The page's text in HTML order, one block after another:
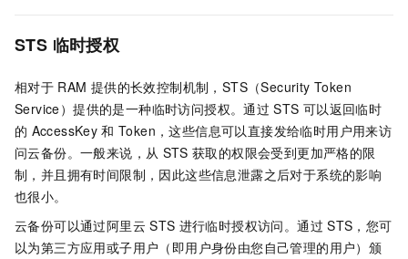
STS 临时授权
相对于 RAM 提供的长效控制机制，STS（Security Token
Service）提供的是一种临时访问授权。通过 STS 可以返回临时
的 AccessKey 和 Token，这些信息可以直接发给临时用户用来访
问云备份。一般来说，从 STS 获取的权限会受到更加严格的限
制，并且拥有时间限制，因此这些信息泄露之后对于系统的影响
也很小。
云备份可以通过阿里云 STS 进行临时授权访问。通过 STS，您可
以为第三方应用或子用户（即用户身份由您自己管理的用户）颁